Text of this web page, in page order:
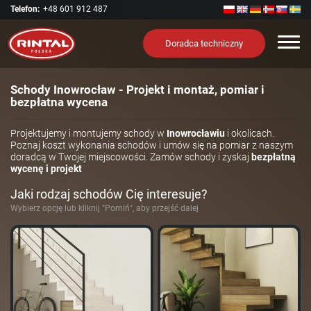
Telefon: +48 601 912 487
Doradca techniczny
Schody Inowrocław - Projekt i montaż, pomiar i
bezpłatna wycena
Projektujemy i montujemy schody w Inowrocławiu i okolicach.
Poznaj koszt wykonania schodów i umów się na pomiar z naszym
doradcą w Twojej miejscowości. Zamów schody i zyskaj bezpłatną
wycenę i projekt
Jaki rodzaj schodów Cię interesuje?
Wybierz opcję lub kliknij "Pomiń", aby przejść dalej